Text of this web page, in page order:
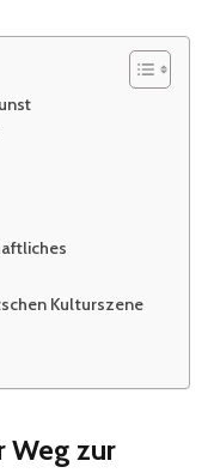
Kulturszene
Weg zur